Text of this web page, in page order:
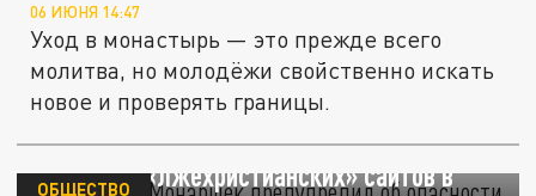
06 ИЮНЯ 14:47
Уход в монастырь — это прежде всего
молитва, но молодёжи свойственно искать
новое и проверять границы.
Священник Монаршек предупредил об
опасности «лжехристианских» сайтов в
ОБЩЕСТВО